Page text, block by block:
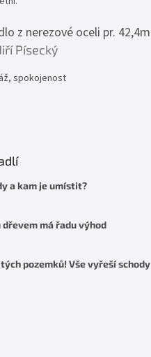
produktu je 5 z 5 hvězdiček.
Písecký
spokojenost
a kam je umístit?
dřevem má řadu výhod
pozemků! Vše vyřeší schody